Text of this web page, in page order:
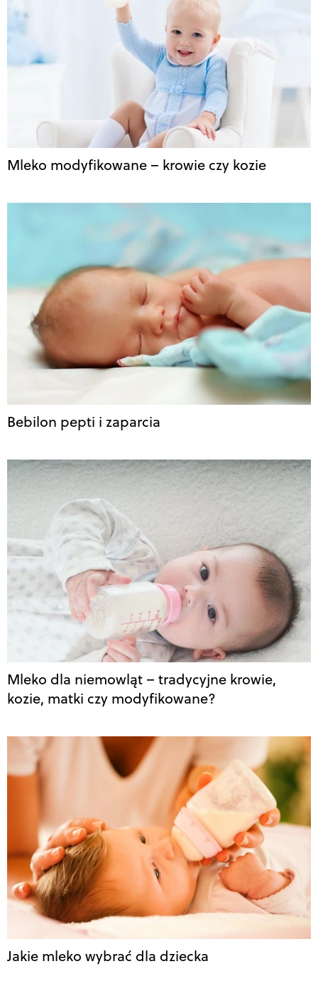
Mleko modyfikowane – krowie czy kozie
Bebilon pepti i zaparcia
Mleko dla niemowląt – tradycyjne krowie,
kozie, matki czy modyfikowane?
Jakie mleko wybrać dla dziecka